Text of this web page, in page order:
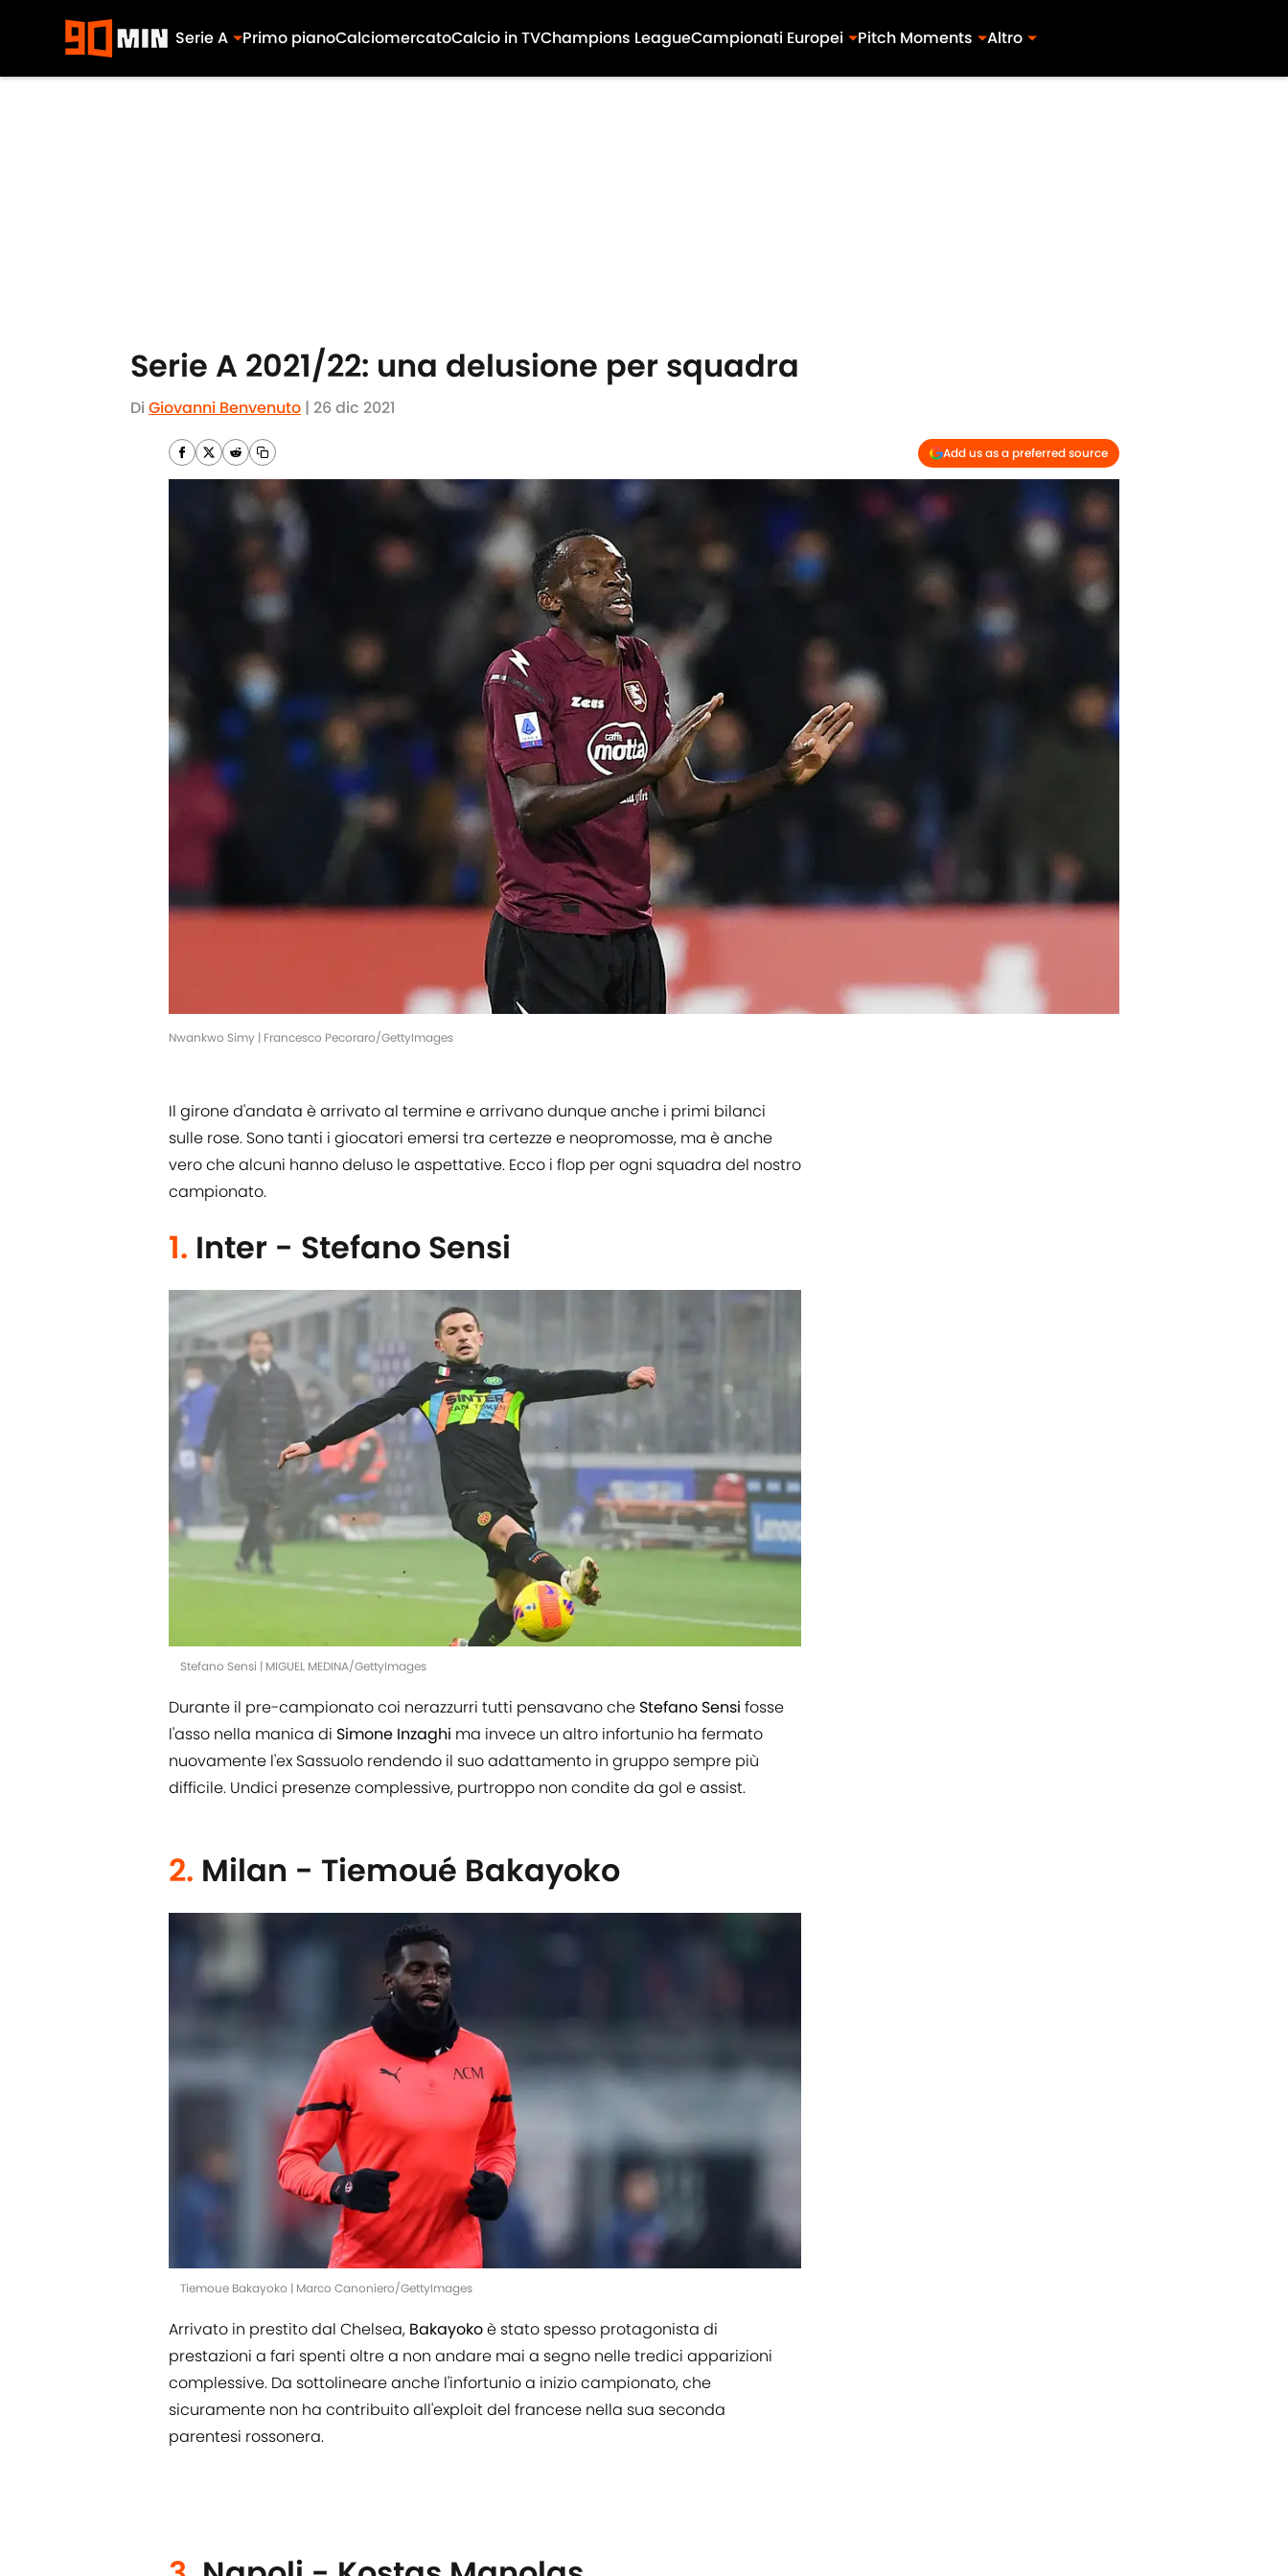
Serie A Primo pianoCalciomercatoCalcio in TVChampions LeagueCampionati Europei Pitch Moments Altro
Serie A 2021/22: una delusione per squadra
Di Giovanni Benvenuto | 26 dic 2021
Add us as a preferred source
Nwankwo Simy | Francesco Pecoraro/GettyImages
Il girone d'andata è arrivato al termine e arrivano dunque anche i primi bilanci
sulle rose. Sono tanti i giocatori emersi tra certezze e neopromosse, ma è anche
vero che alcuni hanno deluso le aspettative. Ecco i flop per ogni squadra del nostro
campionato.
1. Inter - Stefano Sensi
Stefano Sensi | MIGUEL MEDINA/GettyImages
Durante il pre-campionato coi nerazzurri tutti pensavano che Stefano Sensi fosse
l'asso nella manica di Simone Inzaghi ma invece un altro infortunio ha fermato
nuovamente l'ex Sassuolo rendendo il suo adattamento in gruppo sempre più
difficile. Undici presenze complessive, purtroppo non condite da gol e assist.
2. Milan - Tiemoué Bakayoko
Tiemoue Bakayoko | Marco Canoniero/GettyImages
Arrivato in prestito dal Chelsea, Bakayokoè stato spesso protagonista di
prestazioni a fari spenti oltre a non andare mai a segno nelle tredici apparizioni
complessive. Da sottolineare anche l'infortunio a inizio campionato, che
sicuramente non ha contribuito all'exploit del francese nella sua seconda
parentesi rossonera.